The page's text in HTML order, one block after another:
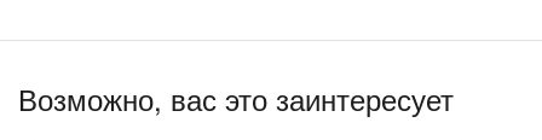
Возможно, вас это заинтересует